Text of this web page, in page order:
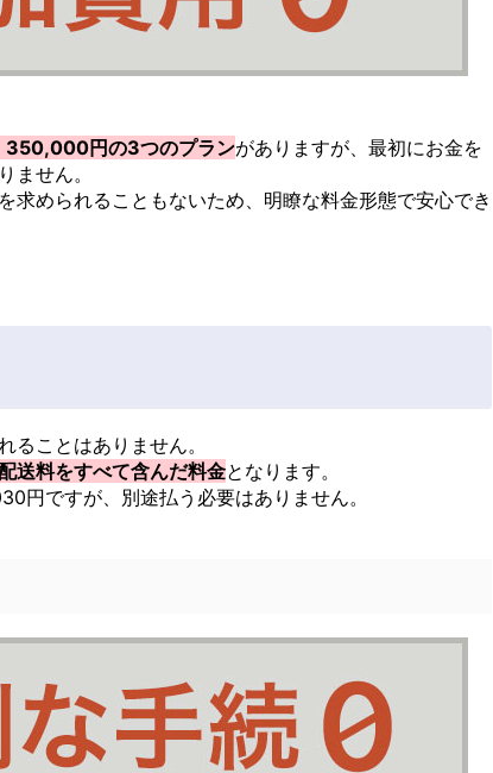
円の3つのプランがありますが、最初にお金を
ません。
求められることもないため、明瞭な料金形態で安心でき
ることはありません。
送料をすべて含んだ料金となります。
円ですが、別途払う必要はありません。